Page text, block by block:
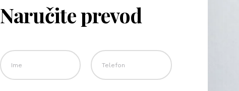
Naručite prevod